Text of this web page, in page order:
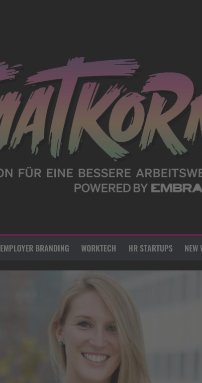
EMPLOYER BRANDING WORKTECH HR STARTUPS NEW